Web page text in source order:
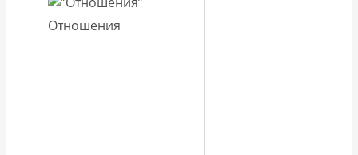
Отношения